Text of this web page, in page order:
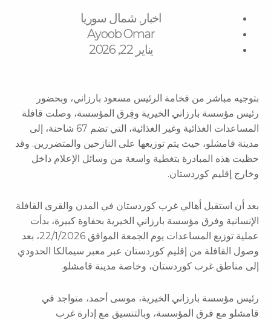
اخبار, شمال سوریا
Ayoob Omar
يناير 22, 2026
بتوجيه مباشر من فخامة الرئيس مسعود بارزاني، وبحضور
رئيس مؤسسة بارزاني الخيرية وفِرق المؤسسة، وصلت قافلة
المساعدات الغذائية وغير الغذائية، التي تضم 67 شاحنة، إلى
مدينة قامشلو، حيث يتم توزيعها على النازحين والمتضررين. وقد
حظيت هذه المبادرة بتغطية واسعة من وسائل الإعلام داخل
وخارج إقليم كوردستان.
بعد أن استقبل أهالي غرب كوردستان في المدن والقرى القافلة
الإنسانية وفرق مؤسسة بارزاني الخيرية بحفاوة كبيرة، بدأت
عملية توزيع المساعدات يوم الجمعة الموافق 22/1/2026، بعد
وصول القافلة من إقليم كوردستان عبر معبر سيمالكا الحدودي
إلى مناطق غرب كوردستان، وخاصة مدينة قامشلو.
رئيس مؤسسة بارزاني الخيرية، موسى أحمد، متواجد في
قامشلو مع فرق المؤسسة، وبالتنسيق مع إدارة غرب